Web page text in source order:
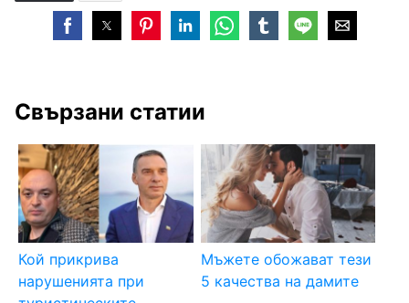
Свързани статии
Кой прикрива
нарушенията при
Мъжете обожават тези
5 качества на дамите